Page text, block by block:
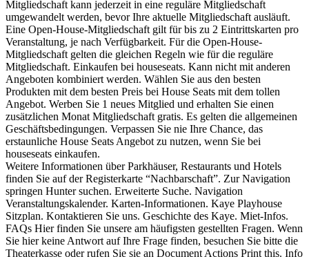
Mitgliedschaft kann jederzeit in eine reguläre Mitgliedschaft
umgewandelt werden, bevor Ihre aktuelle Mitgliedschaft ausläuft.
Eine Open-House-Mitgliedschaft gilt für bis zu 2 Eintrittskarten pro
Veranstaltung, je nach Verfügbarkeit. Für die Open-House-
Mitgliedschaft gelten die gleichen Regeln wie für die reguläre
Mitgliedschaft. Einkaufen bei houseseats. Kann nicht mit anderen
Angeboten kombiniert werden. Wählen Sie aus den besten
Produkten mit dem besten Preis bei House Seats mit dem tollen
Angebot. Werben Sie 1 neues Mitglied und erhalten Sie einen
zusätzlichen Monat Mitgliedschaft gratis. Es gelten die allgemeinen
Geschäftsbedingungen. Verpassen Sie nie Ihre Chance, das
erstaunliche House Seats Angebot zu nutzen, wenn Sie bei
houseseats einkaufen.
Weitere Informationen über Parkhäuser, Restaurants und Hotels
finden Sie auf der Registerkarte “Nachbarschaft”. Zur Navigation
springen Hunter suchen. Erweiterte Suche. Navigation
Veranstaltungskalender. Karten-Informationen. Kaye Playhouse
Sitzplan. Kontaktieren Sie uns. Geschichte des Kaye. Miet-Infos.
FAQs Hier finden Sie unsere am häufigsten gestellten Fragen. Wenn
Sie hier keine Antwort auf Ihre Frage finden, besuchen Sie bitte die
Theaterkasse oder rufen Sie sie an Document Actions Print this. Info